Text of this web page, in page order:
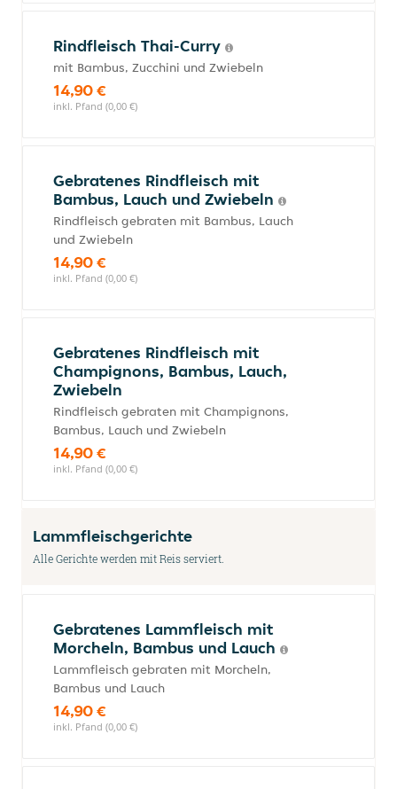
Rindfleisch Thai-Curry
mit Bambus, Zucchini und Zwiebeln
14,90 €
inkl. Pfand (0,00 €)
Gebratenes Rindfleisch mit
Bambus, Lauch und Zwiebeln
Rindfleisch gebraten mit Bambus, Lauch
und Zwiebeln
14,90 €
inkl. Pfand (0,00 €)
Gebratenes Rindfleisch mit
Champignons, Bambus, Lauch,
Zwiebeln
Rindfleisch gebraten mit Champignons,
Bambus, Lauch und Zwiebeln
14,90 €
inkl. Pfand (0,00 €)
Lammfleischgerichte
Alle Gerichte werden mit Reis serviert.
Gebratenes Lammfleisch mit
Morcheln, Bambus und Lauch
Lammfleisch gebraten mit Morcheln,
Bambus und Lauch
14,90 €
inkl. Pfand (0,00 €)